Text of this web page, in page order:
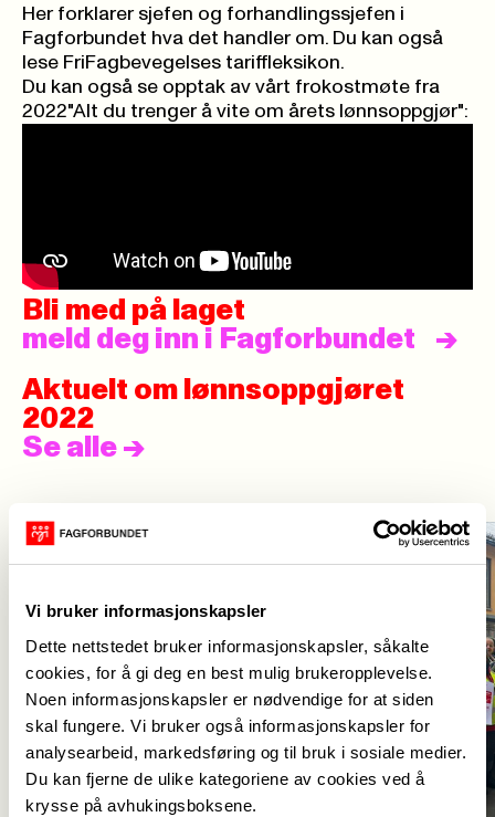
Vi bruker informasjonskapsler
Dette nettstedet bruker informasjonskapsler, såkalte
cookies, for å gi deg en best mulig brukeropplevelse.
Noen informasjonskapsler er nødvendige for at siden
skal fungere. Vi bruker også informasjonskapsler for
analysearbeid, markedsføring og til bruk i sosiale medier.
Du kan fjerne de ulike kategoriene av cookies ved å
krysse på avhukingsboksene.
Her forklarer sjefen og forhandlingssjefen i
Fagforbundet hva det handler om. Du kan også
lese FriFagbevegelses tariffleksikon.
Du kan også se opptak av vårt frokostmøte fra
2022"Alt du trenger å vite om årets lønnsoppgjør":
Bli med på laget
meld deg inn i Fagforbundet
Aktuelt om lønnsoppgjøret
2022
Se alle ->